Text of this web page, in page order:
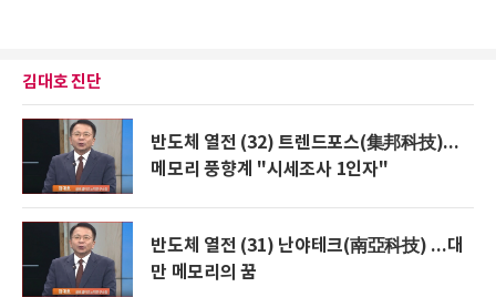
김대호 진단
반도체 열전 (32) 트렌드포스(集邦科技)...
메모리 풍향계 "시세조사 1인자"
반도체 열전 (31) 난야테크(南亞科技) ...대
만 메모리의 꿈